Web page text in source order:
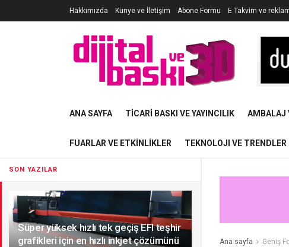
SON YAZILAR
Süper yüksek hızlı tek geçiş EFI teşhir
grafikleri için en hızlı inkjet çözümünü
Hakkımızda Künye ve İletişim Abone Formu E Takvim ve
ANA SAYFA TICARI BASKI VE YAYINCILIK AMBALAJ
FUARLAR VE ETKINLIKLER TEKNOLOJI VE TRENDLER
Ana sayfa Geniş